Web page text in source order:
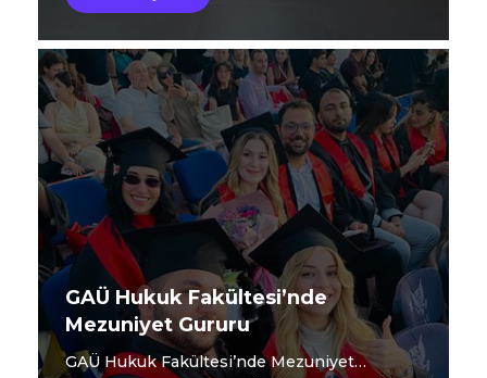
GAÜ Hukuk Fakültesi’nde
Mezuniyet Gururu
GAÜ Hukuk Fakültesi’nde Mezuniyet